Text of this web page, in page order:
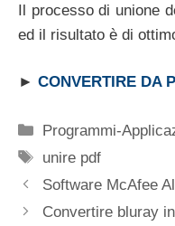
Il processo di unione
ed il risultato è di
► CONVERTIRE DA
Categorie
Programmi-
Tag
unire pdf
Software McAfee
Convertire bluray